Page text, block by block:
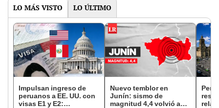
LO MÁS VISTO LO ÚLTIMO
Impulsan ingreso de
peruanos a EE. UU. con
visas E1 y E2:
Nuevo temblor en
Junín: sismo de
magnitud 4,4 volvió a
Perú